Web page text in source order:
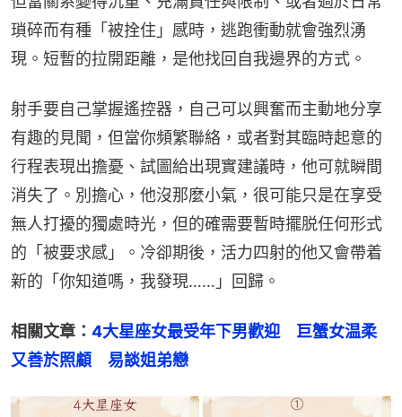
瑣碎而有種「被拴住」感時，逃跑衝動就會強烈湧
現。短暫的拉開距離，是他找回自我邊界的方式。
射手要自己掌握遙控器，自己可以興奮而主動地分享
有趣的見聞，但當你頻繁聯絡，或者對其臨時起意的
行程表現出擔憂、試圖給出現實建議時，他可就瞬間
消失了。別擔心，他沒那麼小氣，很可能只是在享受
無人打擾的獨處時光，但的確需要暫時擺脱任何形式
的「被要求感」。冷卻期後，活力四射的他又會帶着
新的「你知道嗎，我發現……」回歸。
相關文章： 4大星座女最受年下男歡迎　巨蟹女温柔
又善於照顧　易談姐弟戀